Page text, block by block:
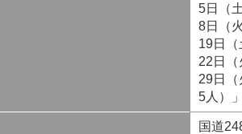
5日（
8日（
19日
22日
29日
5人）
国道